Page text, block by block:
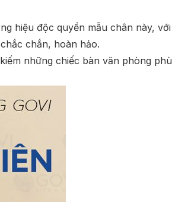
hiệu độc quyền mẫu chân này, với
chắn, hoàn hảo.
những chiếc bàn văn phòng phù